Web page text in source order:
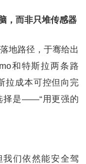
，而非只堆传感器
地路径，于骞给出
和特斯拉两条路
拉成本可控但向完
择是——“用更强的
我们依然能安全驾